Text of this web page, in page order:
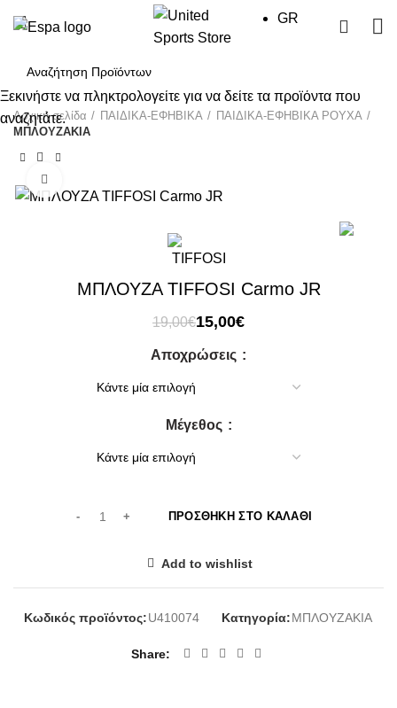
GR
Αρχική σελίδα ΠΑΙΔΙΚΑ-ΕΦΗΒΙΚΑ
ΠΑΙΔΙΚΑ-ΕΦΗΒΙΚΑ ΡΟΥΧΑ
ΜΠΛΟΥΖΑΚΙΑ
ΜΠΛΟΥΖΑ TIFFOSI Carmo JR
19,00€Original
was:
15,00€Η
τιμή
15,00€.
Αποχρώσεις
Μέγεθος
ΠΡΟΣΘΉΚΗ ΣΤΟ ΚΑΛΆΘΙ
Add to wishlist
Κωδικός προϊόντος:U410074 Κατηγορία:ΜΠΛΟΥΖΑΚΙΑ
Share
Ξεκινήστε να πληκτρολογείτε για να δείτε τα προϊόντα που
αναζητάτε.